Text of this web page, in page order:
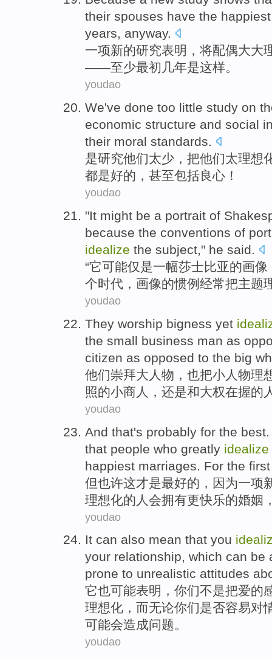
their spouses have the happiest
years, anyway.
一项新的研究表明 ， 将配偶大大
——至少最初 几年是这样。
youdao
We've done too little study on
economic structure and social
their moral standards.
是研究他们太少 ，把他们太理想
都是好的， 甚至包括良心！
youdao
"It might be a portrait of
because the conventions of
idealize the subject," he said.
“它可能仅是一幅莎士比亚的画像
个时代 ， 画像的惯例 经常把主题
youdao
They worship bigness yet
the small business man as
citizen as opposed to the big
他们崇拜大人物，也把小人物理
照的小商人， 还是和大权在握的
youdao
And that's probably for the best
that people who greatly idealize
happiest marriages . For the first
但也许这才是最好的 ， 因为一项
理想化的 人 会拥有更快乐的婚姻
youdao
It can also mean that you
your relationship, which can be
prone to unrealistic attitudes
它也可能表明 ， 你们不是把爱的
理想化， 而无论你们是否容易对
可能会造成问题。
youdao